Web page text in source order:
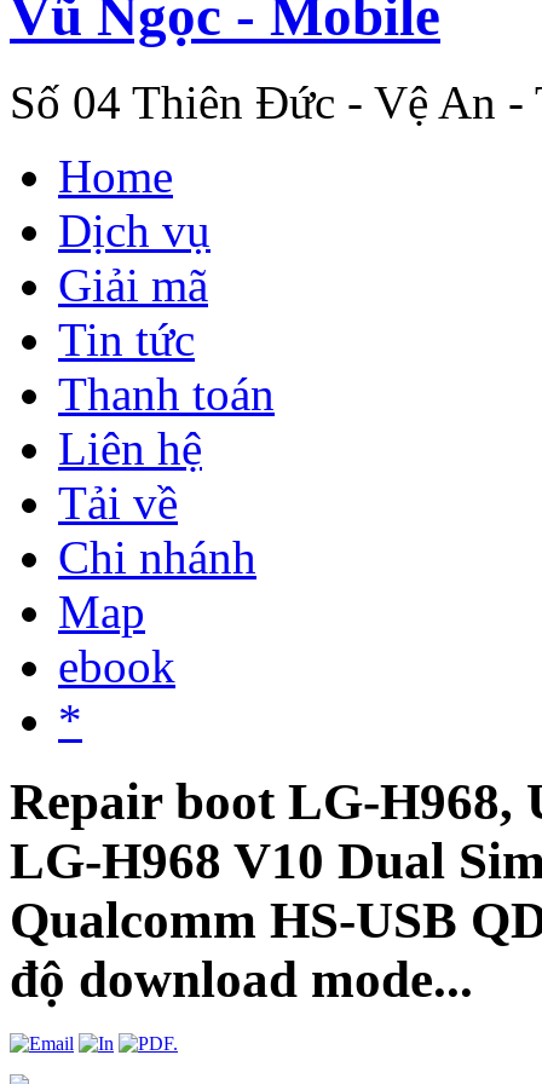
Vũ Ngọc - Mobile
Số 04 Thiên Đức - Vệ An
Home
Dịch vụ
Giải mã
Tin tức
Thanh toán
Liên hệ
Tải về
Chi nhánh
Map
ebook
*
Repair boot LG-H968,
LG-H968 V10 Dual
Qualcomm HS-USB
độ download mode...